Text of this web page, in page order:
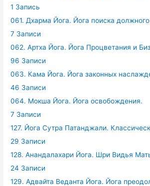
1 Запись
061. Дхарма Йога. Йога поиска
7 Записи
062. Артха Йога. Йога Процветания и
96 Записи
063. Кама Йога. Йога законных
46 Записи
064. Мокша Йога. Йога освобождения.
7 Записи
127. Йога Сутра Патанджали.
29 Записи
128. Анандалахари Йога. Шри Видья
24 Записи
129. Адвайта Веданта Йога. Йога